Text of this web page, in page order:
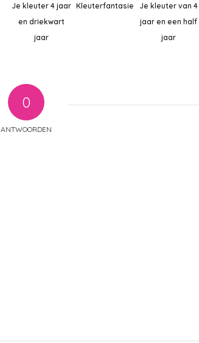
Je kleuter 4 jaar
en driekwart
jaar
Kleuterfantasie
Je kleuter van 4
jaar en een half
jaar
0
ANTWOORDEN